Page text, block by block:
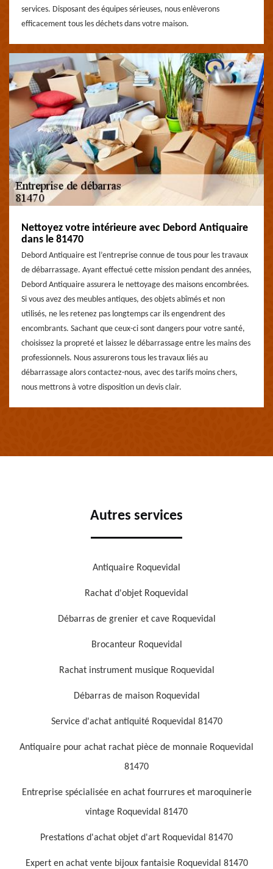
services. Disposant des équipes sérieuses, nous enlèverons
efficacement tous les déchets dans votre maison.
Nettoyez votre intérieure avec Debord Antiquaire
dans le 81470
Debord Antiquaire est l’entreprise connue de tous pour les travaux
de débarrassage. Ayant effectué cette mission pendant des années,
Debord Antiquaire assurera le nettoyage des maisons encombrées.
Si vous avez des meubles antiques, des objets abîmés et non
utilisés, ne les retenez pas longtemps car ils engendrent des
encombrants. Sachant que ceux-ci sont dangers pour votre santé,
choisissez la propreté et laissez le débarrassage entre les mains des
professionnels. Nous assurerons tous les travaux liés au
débarrassage alors contactez-nous, avec des tarifs moins chers,
nous mettrons à votre disposition un devis clair.
Autres services
Antiquaire Roquevidal
Rachat d'objet Roquevidal
Débarras de grenier et cave Roquevidal
Brocanteur Roquevidal
Rachat instrument musique Roquevidal
Débarras de maison Roquevidal
Service d'achat antiquité Roquevidal 81470
Antiquaire pour achat rachat pièce de monnaie Roquevidal
81470
Entreprise spécialisée en achat fourrures et maroquinerie
vintage Roquevidal 81470
Prestations d'achat objet d'art Roquevidal 81470
Expert en achat vente bijoux fantaisie Roquevidal 81470